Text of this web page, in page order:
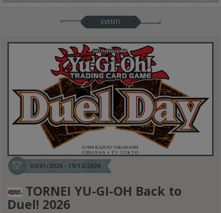
EVENTI
03/01/2026 - 19/12/2026
TORNEI YU-GI-OH Back to
Duel! 2026